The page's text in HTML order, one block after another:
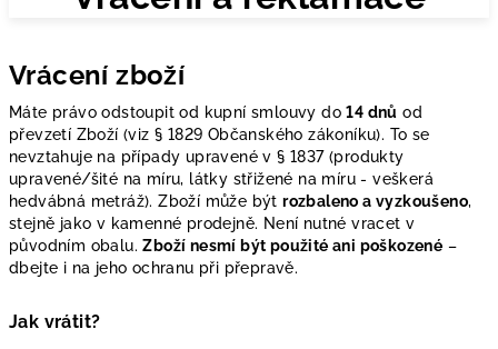
Vrácení zboží
Máte právo odstoupit od kupní smlouvy do14 dnů od
převzetí Zboží (viz § 1829 Občanského zákoníku). To se
nevztahuje na případy upravené v § 1837 (produkty
upravené/šité na míru, látky střižené na míru - veškerá
hedvábná metráž).Zboží může býtrozbaleno a vyzkoušeno,
stejně jako v kamenné prodejně. Není nutné vracet v
původním obalu.Zboží nesmí být použité ani poškozené –
dbejte i na jeho ochranu při přepravě.
Jak vrátit?